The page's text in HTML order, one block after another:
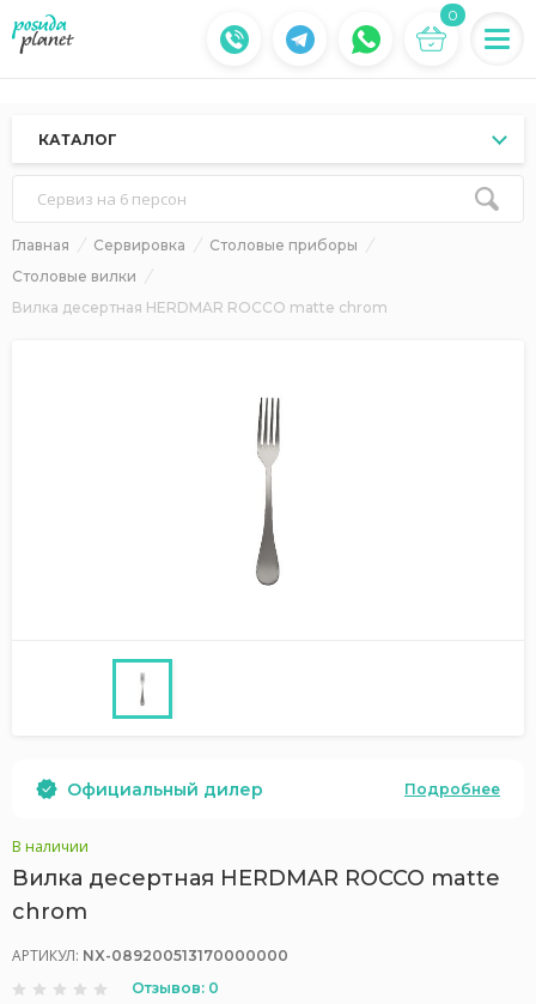
0
КАТАЛОГ
Сервиз на 6 персон
Главная Сервировка
Столовые приборы
Столовые вилки
Вилка десертная HERDMAR ROCCO matte chrom
Официальный дилер Подробнее
В наличии
Вилка десертная HERDMAR ROCCO matte
chrom
АРТИКУЛ: NX-089200513170000000
Отзывов: 0